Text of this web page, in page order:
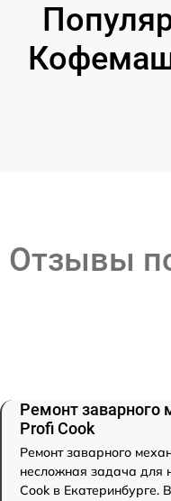
Отзывы
Ремонт
Profi Cook
Ремонт заварного
несложная задача для
Cook в Екатеринбурге.